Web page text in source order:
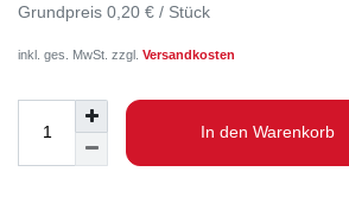
Grundpreis 0,20 € / Stück
inkl. ges. MwSt. zzgl. Versandkosten
In den Warenkorb